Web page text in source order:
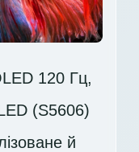
120 Гц,
(S5606)
й